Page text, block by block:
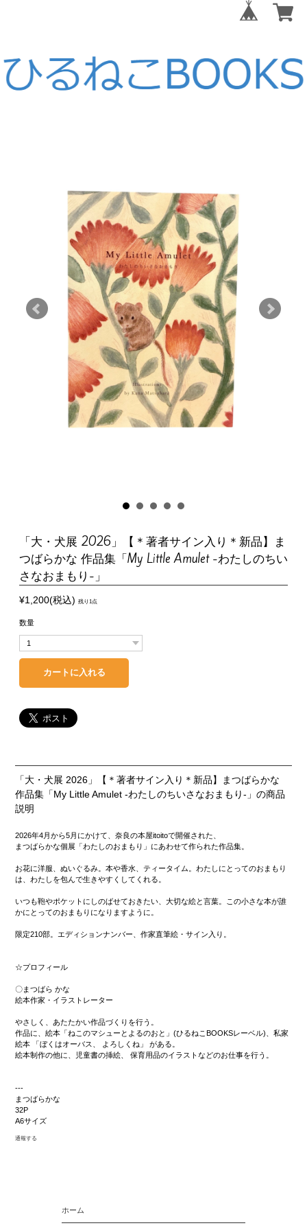
「大・犬展 2026」【＊著者サイン入り＊新品】ま
つばらかな 作品集「My Little Amulet -わたしのちい
さなおまもり-」
¥1,200(税込) 残り1点
数量
「大・犬展 2026」【＊著者サイン入り＊新品】まつばらかな
作品集「My Little Amulet -わたしのちいさなおまもり-」の商品
説明
2026年4月から5月にかけて、奈良の本屋itoitoで開催された、
まつばらかな個展「わたしのおまもり」にあわせて作られた作品集。
お花に洋服、ぬいぐるみ。本や香水、ティータイム。わたしにとってのおまもり
は、わたしを包んで生きやすくしてくれる。
いつも鞄やポケットにしのばせておきたい、大切な絵と言葉。この小さな本が誰
かにとってのおまもりになりますように。
限定210部。エディションナンバー、作家直筆絵・サイン入り。
☆プロフィール
〇まつばら かな
絵本作家・イラストレーター
やさしく、あたたかい作品づくりを行う。
作品に、絵本「ねこのマシューとよるのおと」(ひるねこBOOKSレーベル)、私家
絵本 「ぼくはオーバス、 よろしくね」 がある。
絵本制作の他に、児童書の挿絵、 保育用品のイラストなどのお仕事を行う。
---
まつばらかな
32P
A6サイズ
通報する
ホーム